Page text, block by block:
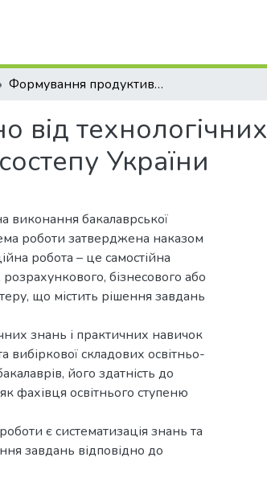
Формування продуктивності сої залежно від технологічних прийомів в умовах Правобережного Лісостепу України
від технологічних
України
виконання бакалаврської
роботи затверджена наказом
робота – це самостійна
бізнесового або
що містить рішення завдань
знань і практичних навичок
вибіркової складових освітньо-
його здатність до
фахівця освітнього ступеню
є систематизація знань та
завдань відповідно до